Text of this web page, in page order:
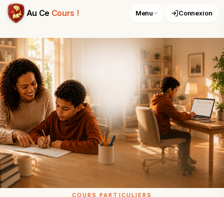
Cours particuliers à Fort-de-France – Maths, Physique-
Au Ce Cours ! Menu Connexion
COURS PARTICULIERS